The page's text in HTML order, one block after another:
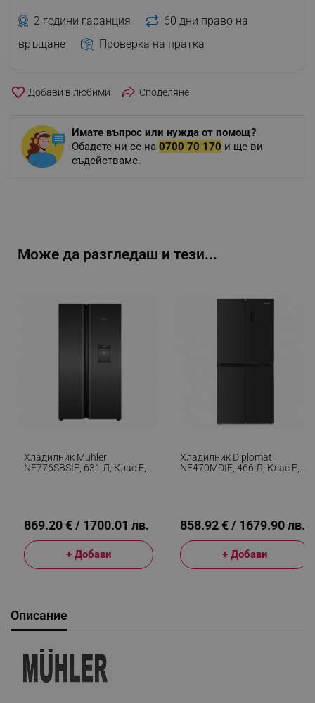
2 години гаранция
60 дни право на
връщане
Проверка на пратка
favorite_border Споделяне
Имате въпрос или нужда от помощ?
Обадете ни се на 0700 70 170 и ще ви
съдействаме.
Може да разгледаш и тези...
Хладилник Muhler
NF776SBSIE, 631 Л, Клас Е,
869.20 € / 1700.01 лв.
+ Добави
Хладилник Diplomat
NF470MDIE, 466 Л, Клас E,
858.92 € / 1679.90 лв.
+ Добави
Описание